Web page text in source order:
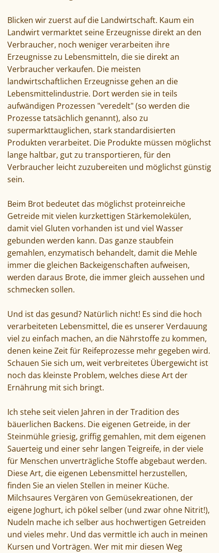
Blicken wir zuerst auf die Landwirtschaft. Kaum ein
Landwirt vermarktet seine Erzeugnisse direkt an den
Verbraucher, noch weniger verarbeiten ihre
Erzeugnisse zu Lebensmitteln, die sie direkt an
Verbraucher verkaufen. Die meisten
landwirtschaftlichen Erzeugnisse gehen an die
Lebensmittelindustrie. Dort werden sie in teils
aufwändigen Prozessen "veredelt" (so werden die
Prozesse tatsächlich genannt), also zu
supermarkttauglichen, stark standardisierten
Produkten verarbeitet. Die Produkte müssen möglichst
lange haltbar, gut zu transportieren, für den
Verbraucher leicht zuzubereiten und möglichst günstig
sein.
Beim Brot bedeutet das möglichst proteinreiche
Getreide mit vielen kurzkettigen Stärkemolekülen,
damit viel Gluten vorhanden ist und viel Wasser
gebunden werden kann. Das ganze staubfein
gemahlen, enzymatisch behandelt, damit die Mehle
immer die gleichen Backeigenschaften aufweisen,
werden daraus Brote, die immer gleich aussehen und
schmecken sollen.
Und ist das gesund? Natürlich nicht! Es sind die hoch
verarbeiteten Lebensmittel, die es unserer Verdauung
viel zu einfach machen, an die Nährstoffe zu kommen,
denen keine Zeit für Reifeprozesse mehr gegeben wird.
Schauen Sie sich um, weit verbreitetes Übergewicht ist
noch das kleinste Problem, welches diese Art der
Ernährung mit sich bringt.
Ich stehe seit vielen Jahren in der Tradition des
bäuerlichen Backens. Die eigenen Getreide, in der
Steinmühle griesig, griffig gemahlen, mit dem eigenen
Sauerteig und einer sehr langen Teigreife, in der viele
für Menschen unverträgliche Stoffe abgebaut werden.
Diese Art, die eigenen Lebensmittel herzustellen,
finden Sie an vielen Stellen in meiner Küche.
Milchsaures Vergären von Gemüsekreationen, der
eigene Joghurt, ich pökel selber (und zwar ohne Nitrit!),
Nudeln mache ich selber aus hochwertigen Getreiden
und vieles mehr. Und das vermittle ich auch in meinen
Kursen und Vorträgen. Wer mit mir diesen Weg